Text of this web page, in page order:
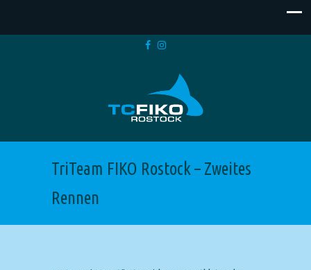
TriTeam FIKO Rostock – Zweites
Rennen